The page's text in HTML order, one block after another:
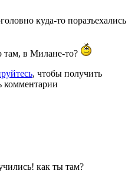
куда-то поразъехались
там, в Милане-то?
, чтобы получить
комментарии
как ты там?